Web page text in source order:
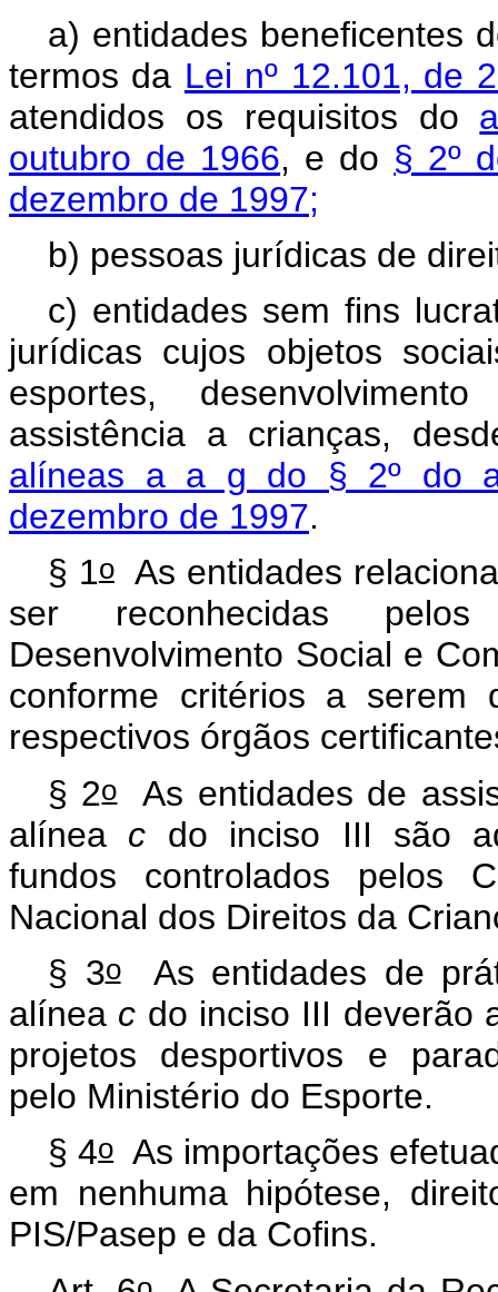
a) entidades beneficentes
termos da Lei nº 12.101, de
atendidos os requisitos do
outubro de 1966, e do § 2º
dezembro de 1997;
b) pessoas jurídicas de
c) entidades sem fins
jurídicas cujos objetos
esportes,
assistência a crianças,
alíneas a a g do § 2º do
dezembro de 1997.
§ 1oAs entidades
ser reconhecidas
Desenvolvimento Social e
conforme critérios a serem
respectivos órgãos
§ 2oAs entidades de
alínea c do inciso III são
fundos controlados pelos
Nacional dos Direitos da
§ 3oAs entidades de
alínea c do inciso III deverão
projetos desportivos e
pelo Ministério do Esporte.
§ 4oAs importações
em nenhuma hipótese,
PIS/Pasep e da Cofins.